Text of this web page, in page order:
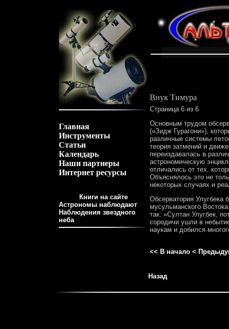
Главная
Инструменты
Статьи
Календарь
Наши партнеры
Интернет ресурсы
Книги на сайте
Астрономы наблюдают
Наблюдения звездного
неба
Внук Тимура
Страница 6 из 6
Основным трудом
(«Зидж Гурагони»),
различные системы
теория затмений и
переиздавалась в
астрономическую
отличались от тех,
Объяснялось это не
некоторых случаях и
Обсерватория Улугбека
мусульманского
так: «Султан Улугбек,
сородичи ушли в
наукам и добился
<< В начало <
Назад